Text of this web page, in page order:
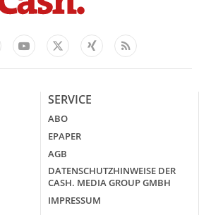
YouTube
X
Xing Feed
SERVICE
ABO
EPAPER
AGB
DATENSCHUTZHINWEISE DER
CASH. MEDIA GROUP GMBH
IMPRESSUM